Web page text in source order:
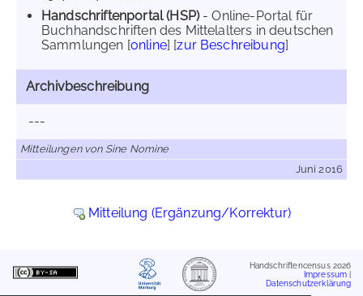
Handschriftenportal (HSP)- Online-Portal für
Buchhandschriften des Mittelalters in deutschen
Sammlungen [online] [zur Beschreibung]
Archivbeschreibung
---
Mitteilungen von Sine Nomine
Juni 2016
Mitteilung (Ergänzung/Korrektur)
Handschriftencensus 2026
Impressum
Datenschutzerklärung